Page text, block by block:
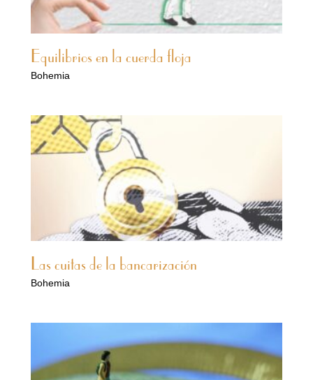
Equilibrios en la cuerda floja
Bohemia
Las cuitas de la bancarización
Bohemia